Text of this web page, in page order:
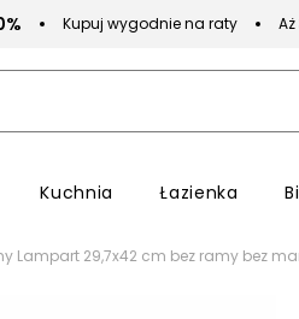
Kupuj wygodnie na raty
Kuchnia Łazienka
Lampart 29,7x42 cm bez ramy bez